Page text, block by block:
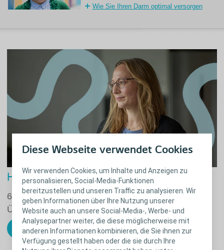
Diese Webseite verwendet Cookies
Wir verwenden Cookies, um Inhalte und Anzeigen zu
personalisieren, Social-Media-Funktionen
bereitzustellen und unseren Traffic zu analysieren. Wir
geben Informationen über Ihre Nutzung unserer
Website auch an unsere Social-Media-, Werbe- und
Analysepartner weiter, die diese möglicherweise mit
anderen Informationen kombinieren, die Sie ihnen zur
Verfügung gestellt haben oder die sie durch Ihre
Wie Sie Ihren Darm optimal versorgen
Haben Sie Probleme mit Ihrem Darm?
6 Fragen in 2 Minuten können helfen, sich einen
Überblick zu verschaffen.
Jetzt Darm-Check machen